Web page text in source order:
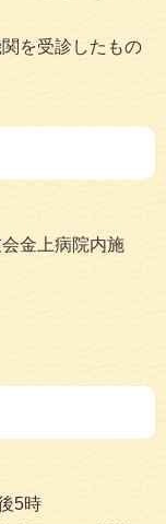
を受診したもの
金上病院内施
5時